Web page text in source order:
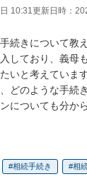
10:31更新日時：
続きについて教
しており、義母
いと考えていま
どのような手続
についても分か
相続手続き 相